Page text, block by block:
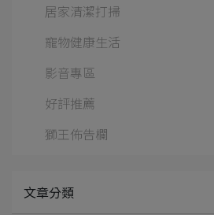
居家清潔打掃
寵物健康生活
影音專區
好評推薦
獅王佈告欄
文章分類